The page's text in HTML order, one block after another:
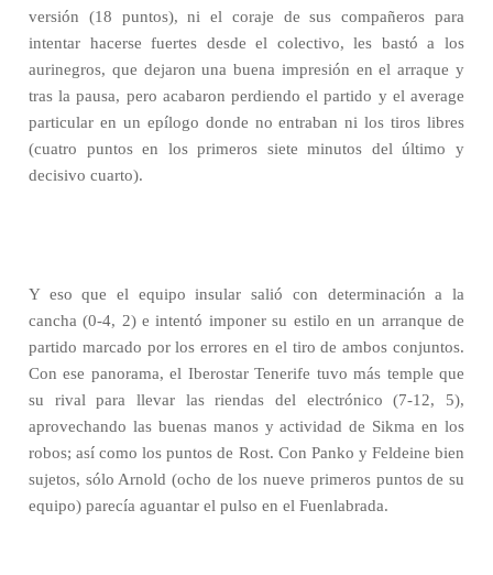
versión (18 puntos), ni el coraje de sus compañeros para
intentar hacerse fuertes desde el colectivo, les bastó a los
aurinegros, que dejaron una buena impresión en el arraque y
tras la pausa, pero acabaron perdiendo el partido y el average
particular en un epílogo donde no entraban ni los tiros libres
(cuatro puntos en los primeros siete minutos del último y
decisivo cuarto).
Y eso que el equipo insular salió con determinación a la
cancha (0-4, 2) e intentó imponer su estilo en un arranque de
partido marcado por los errores en el tiro de ambos conjuntos.
Con ese panorama, el Iberostar Tenerife tuvo más temple que
su rival para llevar las riendas del electrónico (7-12, 5),
aprovechando las buenas manos y actividad de Sikma en los
robos; así como los puntos de Rost. Con Panko y Feldeine bien
sujetos, sólo Arnold (ocho de los nueve primeros puntos de su
equipo) parecía aguantar el pulso en el Fuenlabrada.